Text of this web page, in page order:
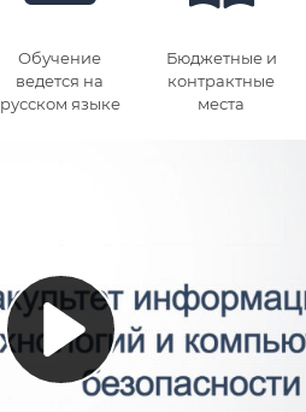
Обучение
ведется на
русском языке
Бюджетные и
контрактные
места